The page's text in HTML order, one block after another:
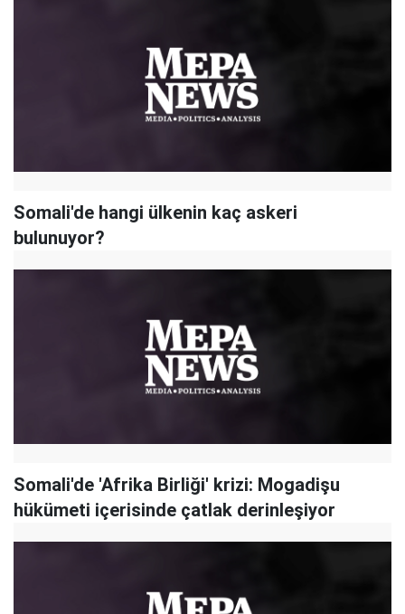
Somali'de hangi ülkenin kaç askeri
bulunuyor?
Somali'de 'Afrika Birliği' krizi: Mogadişu
hükümeti içerisinde çatlak derinleşiyor